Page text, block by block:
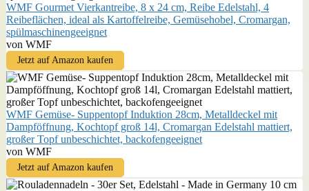
WMF Gourmet Vierkantreibe, 8 x 24 cm, Reibe Edelstahl, 4
Reibeflächen, ideal als Kartoffelreibe, Gemüsehobel, Cromargan,
spülmaschinengeeignet
von WMF
Jetzt auf Amazon kaufen
WMF Gemüse- Suppentopf Induktion 28cm, Metalldeckel mit
Dampföffnung, Kochtopf groß 14l, Cromargan Edelstahl mattiert,
großer Topf unbeschichtet, backofengeeignet
von WMF
Jetzt auf Amazon kaufen